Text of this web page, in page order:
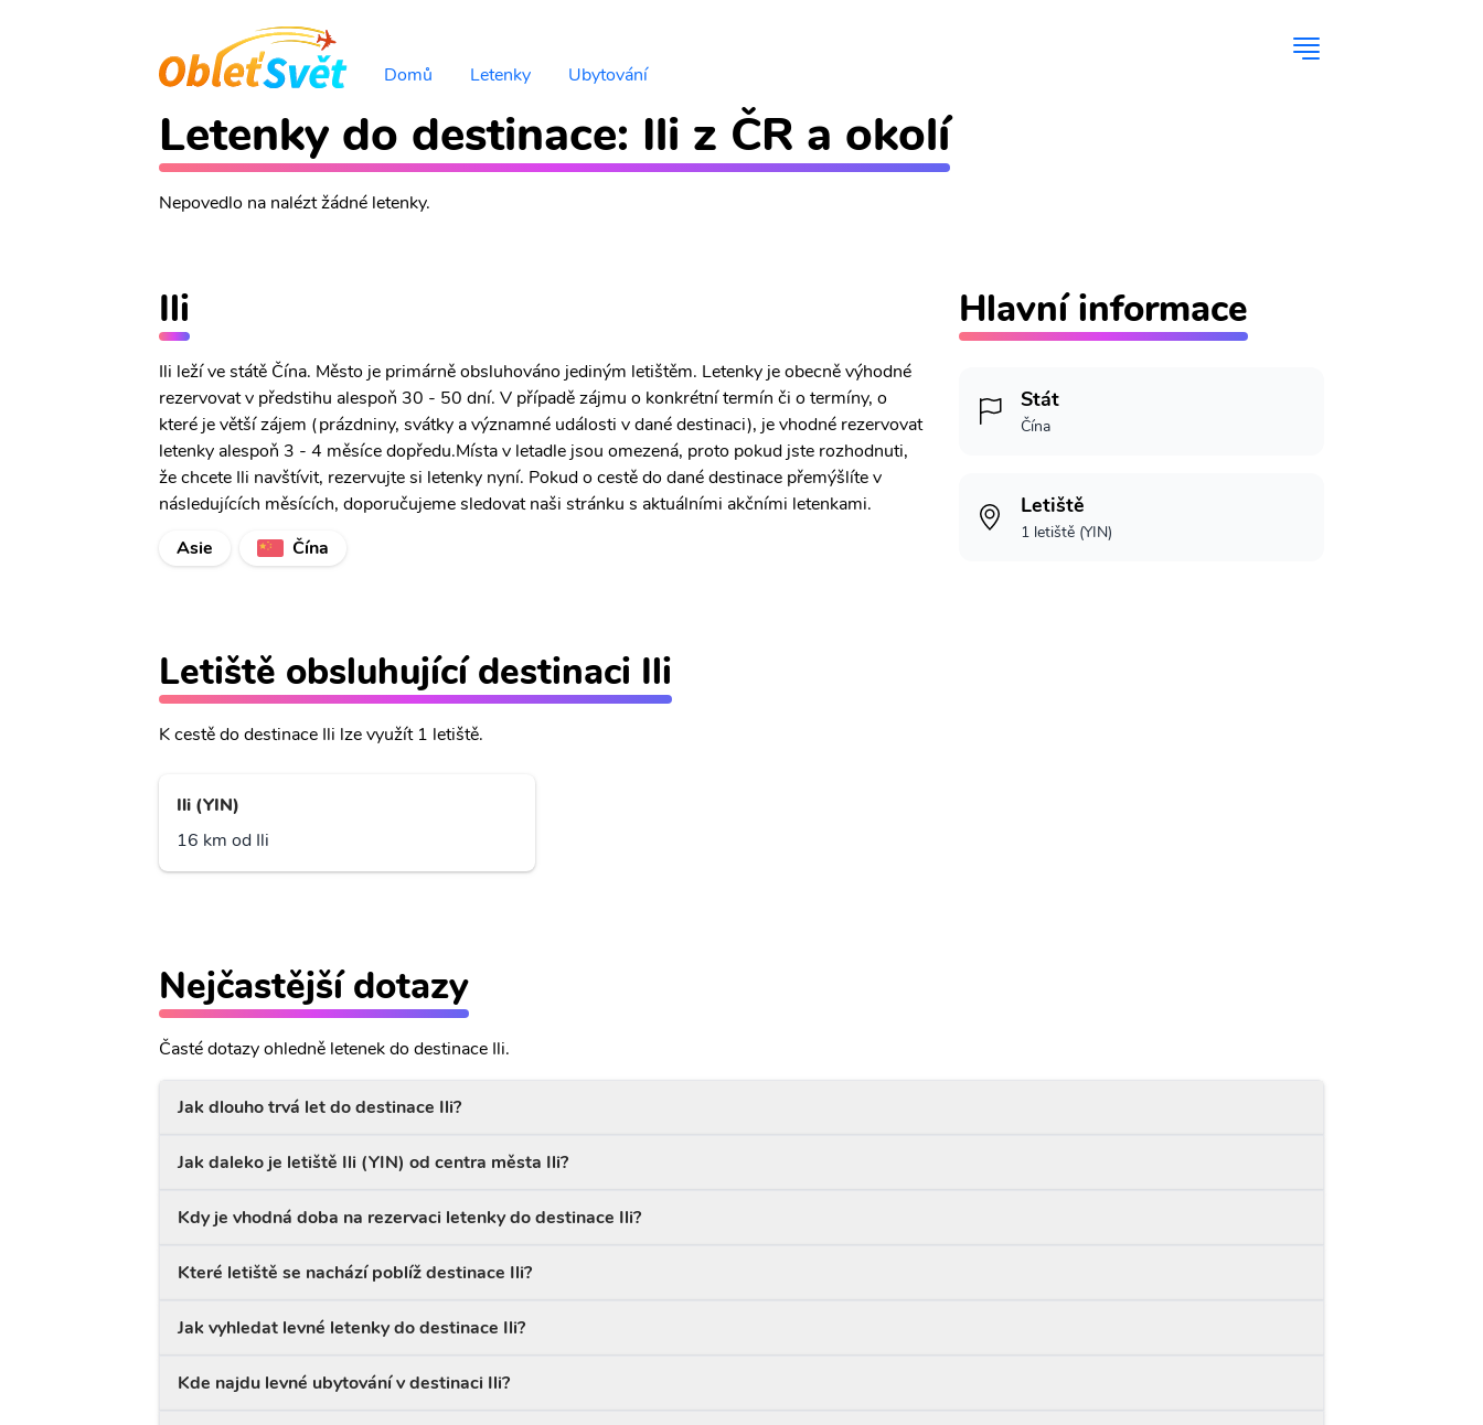
Domů Letenky Ubytování
Letenky do destinace: Ili z ČR a okolí
Nepovedlo na nalézt žádné letenky.
Ili
Ili leží ve státě Čína. Město je primárně obsluhováno jediným letištěm. Letenky je obecně výhodné
rezervovat v předstihu alespoň 30 - 50 dní. V případě zájmu o konkrétní termín či o termíny, o
které je větší zájem (prázdniny, svátky a významné události v dané destinaci), je vhodné rezervovat
letenky alespoň 3 - 4 měsíce dopředu.Místa v letadle jsou omezená, proto pokud jste rozhodnuti,
že chcete Ili navštívit, rezervujte si letenky nyní. Pokud o cestě do dané destinace přemýšlíte v
následujících měsících, doporučujeme sledovat naši stránku s aktuálními akčními letenkami.
Asie
Čína
Hlavní informace
Stát
Čína
Letiště
1 letiště (YIN)
Letiště obsluhující destinaci Ili
K cestě do destinace Ili lze využít 1 letiště.
Ili (YIN)
16 km od Ili
Nejčastější dotazy
Časté dotazy ohledně letenek do destinace Ili.
Jak dlouho trvá let do destinace Ili?
Jak daleko je letiště Ili (YIN) od centra města Ili?
Kdy je vhodná doba na rezervaci letenky do destinace Ili?
Které letiště se nachází poblíž destinace Ili?
Jak vyhledat levné letenky do destinace Ili?
Kde najdu levné ubytování v destinaci Ili?